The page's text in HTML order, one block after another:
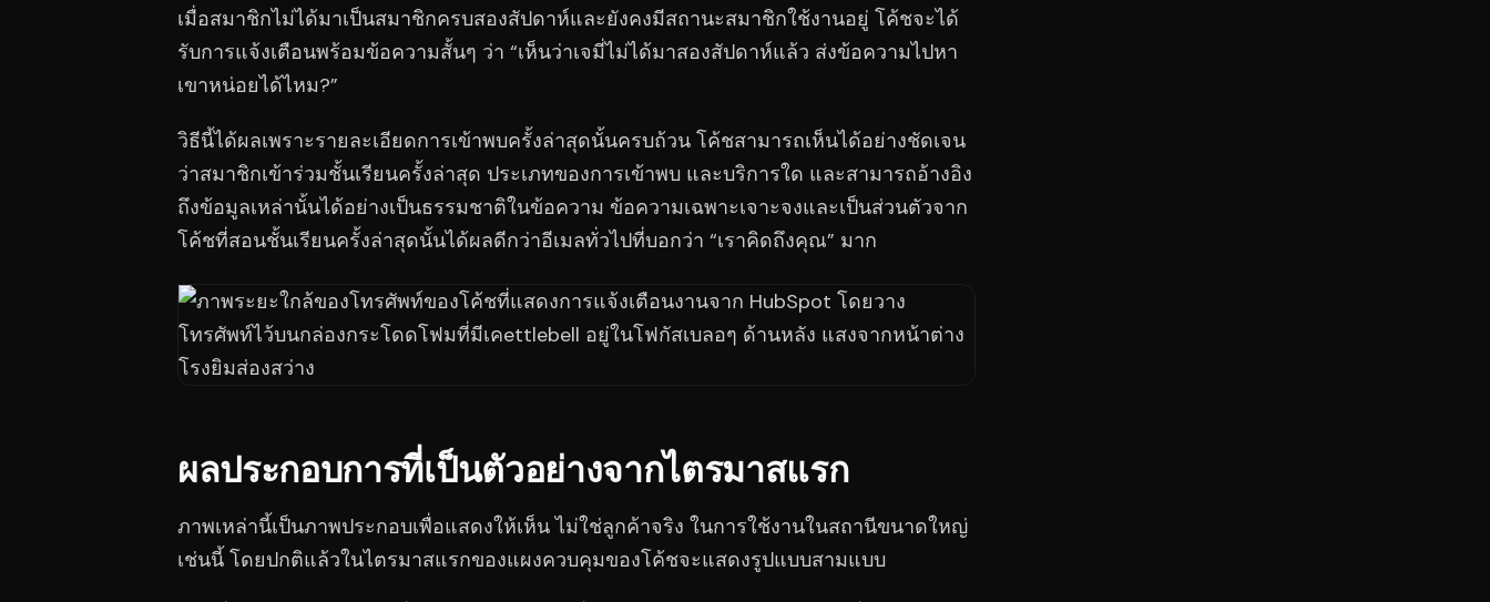
เมื่อสมาชิกไม่ได้มาเป็นสมาชิกครบสองสัปดาห์และยังคงมีสถานะสมาชิกใช้งานอยู่ โค้ชจะได้
รับการแจ้งเตือนพร้อมข้อความสั้นๆ ว่า “เห็นว่าเจมี่ไม่ได้มาสองสัปดาห์แล้ว ส่งข้อความไปหา
เขาหน่อยได้ไหม?”
วิธีนี้ได้ผลเพราะรายละเอียดการเข้าพบครั้งล่าสุดนั้นครบถ้วน โค้ชสามารถเห็นได้อย่างชัดเจน
ว่าสมาชิกเข้าร่วมชั้นเรียนครั้งล่าสุด ประเภทของการเข้าพบ และบริการใด และสามารถอ้างอิง
ถึงข้อมูลเหล่านั้นได้อย่างเป็นธรรมชาติในข้อความ ข้อความเฉพาะเจาะจงและเป็นส่วนตัวจาก
โค้ชที่สอนชั้นเรียนครั้งล่าสุดนั้นได้ผลดีกว่าอีเมลทั่วไปที่บอกว่า “เราคิดถึงคุณ” มาก
ผลประกอบการที่เป็นตัวอย่างจากไตรมาสแรก
ภาพเหล่านี้เป็นภาพประกอบเพื่อแสดงให้เห็น ไม่ใช่ลูกค้าจริง ในการใช้งานในสถานีขนาดใหญ่
เช่นนี้ โดยปกติแล้วในไตรมาสแรกของแผงควบคุมของโค้ชจะแสดงรูปแบบสามแบบ